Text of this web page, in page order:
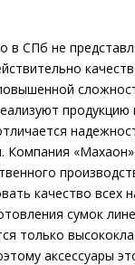
в СПб не
продукцию
Компания
качество всех
сумок
только
аксессуары